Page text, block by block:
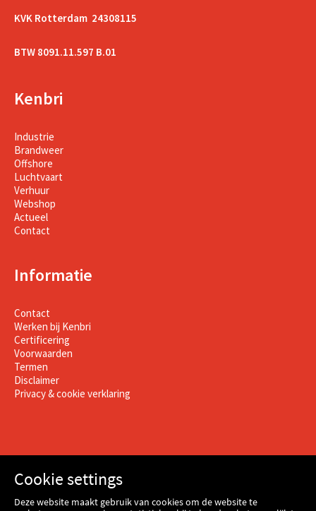
KVK Rotterdam 24308115
BTW 8091.11.597 B.01
Kenbri
Industrie
Brandweer
Offshore
Luchtvaart
Verhuur
Webshop
Actueel
Contact
Informatie
Contact
Werken bij Kenbri
Certificering
Voorwaarden
Termen
Disclaimer
Privacy & cookie verklaring
Cookie settings
Deze website maakt gebruik van cookies om de website te